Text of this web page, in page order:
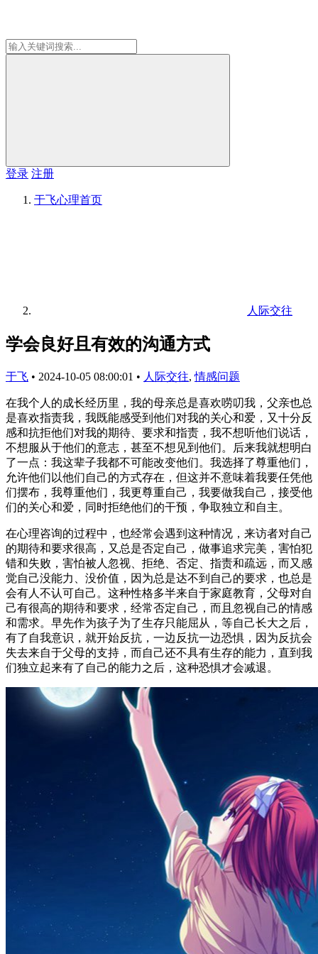
登录 注册
于飞心理首页
人际交往
学会良好且有效的沟通方式
于飞 • 2024-10-05 08:00:01 • 人际交往,情感问题
在我个人的成长经历里，我的母亲总是喜欢唠叨我，父亲也总
是喜欢指责我，我既能感受到他们对我的关心和爱，又十分反
感和抗拒他们对我的期待、要求和指责，我不想听他们说话，
不想服从于他们的意志，甚至不想见到他们。后来我就想明白
了一点：我这辈子我都不可能改变他们。我选择了尊重他们，
允许他们以他们自己的方式存在，但这并不意味着我要任凭他
们摆布，我尊重他们，我更尊重自己，我要做我自己，接受他
们的关心和爱，同时拒绝他们的干预，争取独立和自主。
在心理咨询的过程中，也经常会遇到这种情况，来访者对自己
的期待和要求很高，又总是否定自己，做事追求完美，害怕犯
错和失败，害怕被人忽视、拒绝、否定、指责和疏远，而又感
觉自己没能力、没价值，因为总是达不到自己的要求，也总是
会有人不认可自己。这种性格多半来自于家庭教育，父母对自
己有很高的期待和要求，经常否定自己，而且忽视自己的情感
和需求。早先作为孩子为了生存只能屈从，等自己长大之后，
有了自我意识，就开始反抗，一边反抗一边恐惧，因为反抗会
失去来自于父母的支持，而自己还不具有生存的能力，直到我
们独立起来有了自己的能力之后，这种恐惧才会减退。